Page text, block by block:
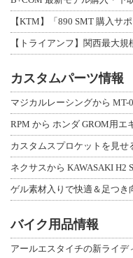
【KTM】「890 SMT 購入サ
カスタムパーツ情報
ネクサスから KAWASAKI H2
バイク用品情報